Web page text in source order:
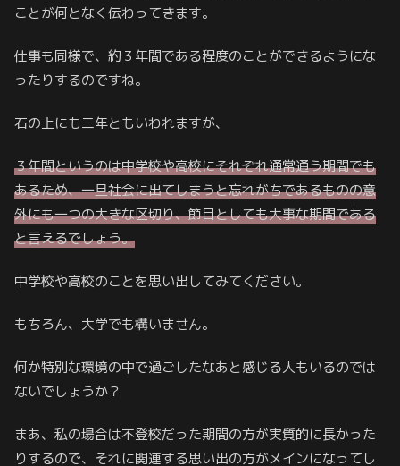
ことが何となく伝わってきます。
仕事も同様で、約３年間である程度のことができるようにな
ったりするのですね。
石の上にも三年ともいわれますが、
３年間というのは中学校や高校にそれぞれ通常通う期間でも
あるため、一旦社会に出てしまうと忘れがちであるものの意
外にも一つの大きな区切り、節目としても大事な期間である
と言えるでしょう。
中学校や高校のことを思い出してみてください。
もちろん、大学でも構いません。
何か特別な環境の中で過ごしたなあと感じる人もいるのでは
ないでしょうか？
まあ、私の場合は不登校だった期間の方が実質的に長かった
りするので、それに関連する思い出の方がメインになってし